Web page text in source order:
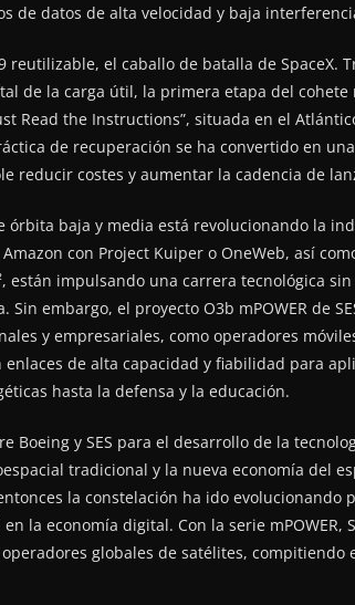
de datos de alta velocidad y baja
el caballo de batalla de SpaceX.
de la carga útil, la primera etapa del cohete
Read the Instructions”, situada en el
de recuperación se ha convertido en
reducir costes y aumentar la cadencia de
órbita baja y media está revolucionando la
con Project Kuiper o OneWeb, así
están impulsando una carrera tecnológica sin
embargo, el proyecto O3b mPOWER de
y empresariales, como operadores
de alta capacidad y fiabilidad para
hasta la defensa y la educación.
Boeing y SES para el desarrollo de la
tradicional y la nueva economía del
la constelación ha ido evolucionando
la economía digital. Con la serie mPOWER,
globales de satélites, compitiendo